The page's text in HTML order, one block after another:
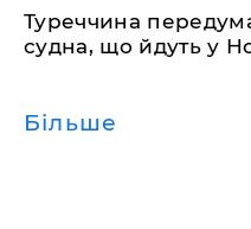
Туреччина
судна, що йдуть у
Більше